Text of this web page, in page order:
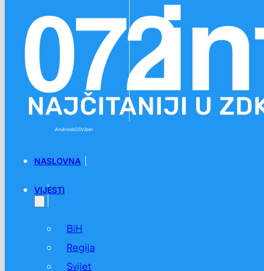
AndroidiOSViber
NASLOVNA
VIJESTI
BiH
Regija
Svijet